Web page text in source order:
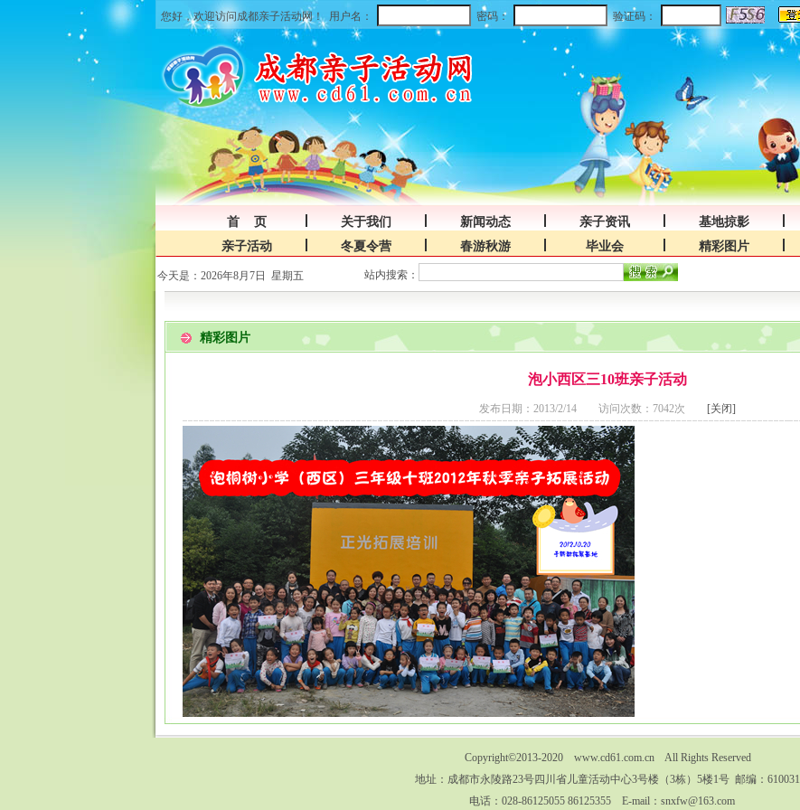
您好，欢迎访问成都亲子活动网！ 用户名： 密码： 验证码：
首 页 关于我们 新闻动态 亲子资讯 基地掠影
亲子活动
冬夏令营 春游秋游 毕业会 精彩图片
今天是：2026年8月7日 星期五 站内搜索：
精彩图片
泡小西区三10班亲子活动
发布日期：2013/2/14 访问次数：7042次 [关闭]
Copyright©2013-2020 www.cd61.com.cn All Rights Reserved
地址：成都市永陵路23号四川省儿童活动中心3号楼（3栋）5楼1号 邮编：610031
电话：028-86125055 86125355 E-mail：snxfw@163.com